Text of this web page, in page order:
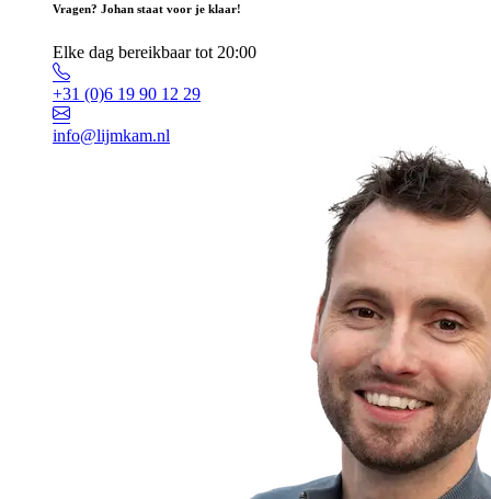
Vragen? Johan staat voor je klaar!
Elke dag bereikbaar tot 20:00
+31 (0)6 19 90 12 29
info@lijmkam.nl